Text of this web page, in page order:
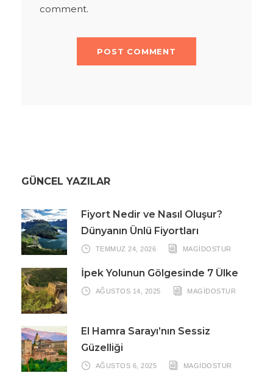
comment.
GÜNCEL YAZILAR
Fiyort Nedir ve Nasıl Oluşur?
Dünyanın Ünlü Fiyortları
TEMMUZ 24, 2026 MAGIDOSTUR
İpek Yolunun Gölgesinde 7 Ülke
AĞUSTOS 14, 2025 MAGIDOSTUR
El Hamra Sarayı’nın Sessiz
Güzelliği
AĞUSTOS 6, 2025 MAGIDOSTUR